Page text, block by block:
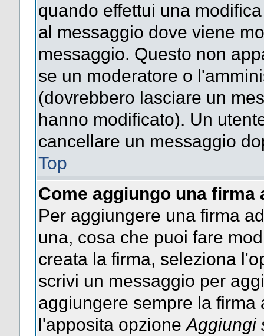
quando effettui una
al messaggio dove viene
messaggio. Questo non
se un moderatore o
(dovrebbero lasciare un
hanno modificato). Un
cancellare un messaggio
Top
Come aggiungo una firma
Per aggiungere una firma
una, cosa che puoi fare
creata la firma, seleziona
scrivi un messaggio per
aggiungere sempre la
l'apposita opzioneAggiungi